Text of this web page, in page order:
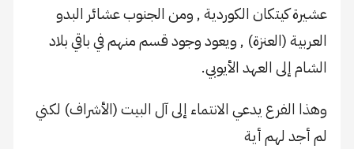
عشيرة كيتكان الكوردية , ومن الجنوب عشائر البدو
العربية (العنزة) , ويعود وجود قسم منهم في باقي بلاد
الشام إلى العهد الأيوبي.
وهذا الفرع يدعي الانتماء إلى آل البيت (الأشراف) لكني
لم أجد لهم أية